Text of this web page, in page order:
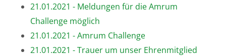
21.01.2021 - Meldungen für die Amrum
Challenge möglich
21.01.2021 - Amrum Challenge
21.01.2021 - Trauer um unser Ehrenmitglied